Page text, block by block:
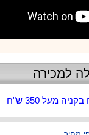
למכירה
מעל 350 ש"ח